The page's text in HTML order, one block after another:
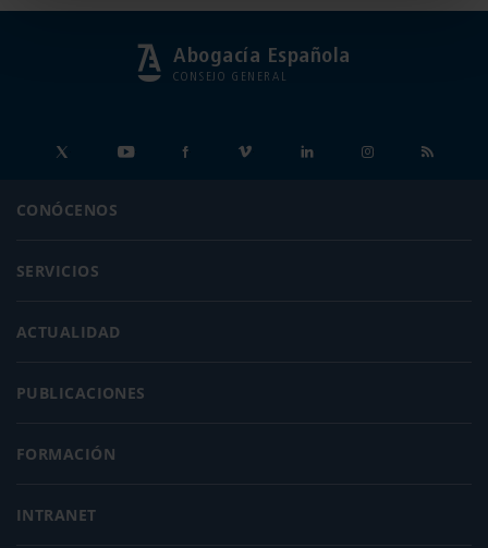
Abogacía Española
CONSEJO GENERAL
CONÓCENOS
SERVICIOS
ACTUALIDAD
PUBLICACIONES
FORMACIÓN
INTRANET